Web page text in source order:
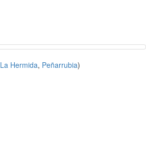
La Hermida, Peñarrubia)